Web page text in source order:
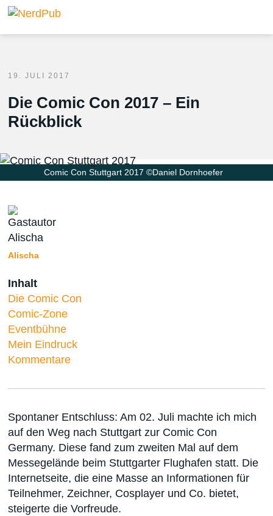
19. JULI 2017
Die Comic Con 2017 – Ein
Rückblick
Comic Con Stuttgart 2017 ©Daniel Dornhoefer
Alischa
Inhalt
Die Comic Con
Comic-Zone
Eventbühne
Mein Eindruck
Kommentare
Spontaner Entschluss: Am 02. Juli machte ich mich
auf den Weg nach Stuttgart zur Comic Con
Germany. Diese fand zum zweiten Mal auf dem
Messegelände beim Stuttgarter Flughafen statt. Die
Internetseite, die eine Masse an Informationen für
Teilnehmer, Zeichner, Cosplayer und Co. bietet,
steigerte die Vorfreude.